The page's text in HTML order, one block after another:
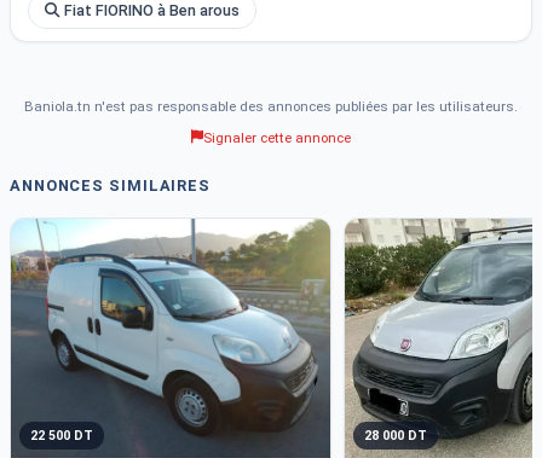
Fiat FIORINO à Ben arous
Baniola.tn n'est pas responsable des annonces publiées par les utilisateurs.
Signaler cette annonce
ANNONCES SIMILAIRES
22 500 DT 28 000 DT